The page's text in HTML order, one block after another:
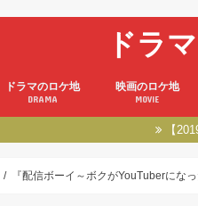
ドラ
ドラマのロケ地
DRAMA
映画のロケ地
MOVIE
【
『配信ボーイ～ボクがYouTuberにな